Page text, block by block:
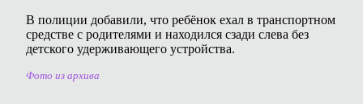
В полиции добавили, что ребёнок ехал в транспортном
средстве с родителями и находился сзади слева без
детского удерживающего устройства.
Фото из архива